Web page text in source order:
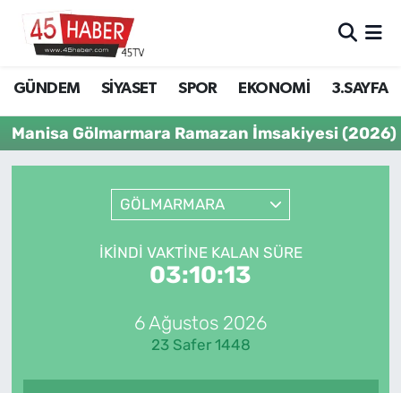
GÜNDEM SİYASET SPOR EKONOMİ 3.SAYFA
Manisa Gölmarmara Ramazan İmsakiyesi (2026)
GÖLMARMARA
İKINDI VAKTINE KALAN SÜRE
03:10:13
6 Ağustos 2026
23 Safer 1448
SİYASET
3.SAYFA
Manisa Hava Durumu
Manisa Trafik Yoğunluk Haritası
Süper Lig Puan Durumu ve Fikstür
Son Dakika Haberleri